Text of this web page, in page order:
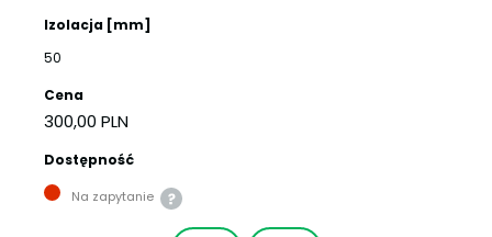
Izolacja [mm]
50
Cena
300,00 PLN
Dostępność
Na zapytanie